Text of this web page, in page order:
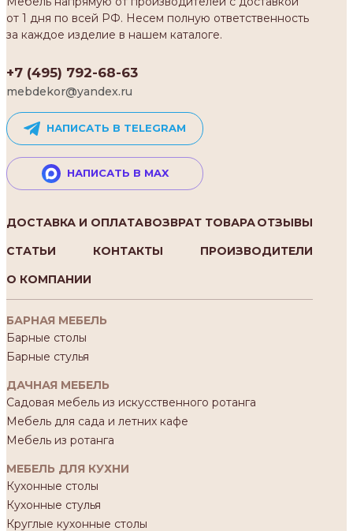
от 1 дня по всей РФ. Несем полную ответственность
за каждое изделие в нашем каталоге.
+7 (495) 792-68-63
mebdekor@yandex.ru
НАПИСАТЬ В TELEGRAM
НАПИСАТЬ В MAX
ДОСТАВКА И ОПЛАТАВОЗВРАТ ТОВАРАОТЗЫВЫ
СТАТЬИ
КОНТАКТЫ
ПРОИЗВОДИТЕЛИ
О КОМПАНИИ
БАРНАЯ МЕБЕЛЬ
Барные столы
Барные стулья
ДАЧНАЯ МЕБЕЛЬ
Садовая мебель из искусственного ротанга
Мебель для сада и летних кафе
Мебель из ротанга
МЕБЕЛЬ ДЛЯ КУХНИ
Кухонные столы
Кухонные стулья
Круглые кухонные столы